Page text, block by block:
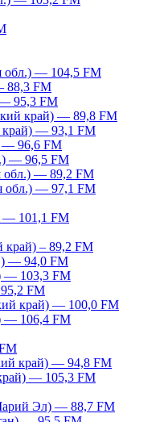
обл.) — 104,5 FM
88,3 FM
95,3 FM
край) — 89,8 FM
край) — 93,1 FM
— 96,6 FM
— 96,5 FM
обл.) — 89,2 FM
обл.) — 97,1 FM
— 101,1 FM
край) – 89,2 FM
— 94,0 FM
— 103,3 FM
FM
край) — 100,0 FM
— 106,4 FM
край) — 94,8 FM
— 105,3 FM
Эл) — 88,7 FM